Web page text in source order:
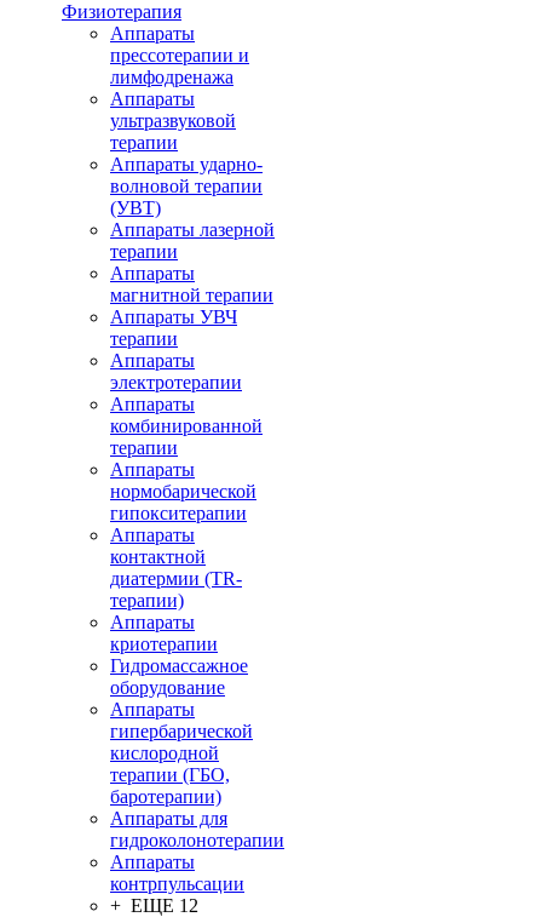
Физиотерапия
Аппараты
прессотерапии и
лимфодренажа
Аппараты
ультразвуковой
терапии
Аппараты ударно-
волновой терапии
(УВТ)
Аппараты лазерной
терапии
Аппараты
магнитной терапии
Аппараты УВЧ
терапии
Аппараты
электротерапии
Аппараты
комбинированной
терапии
Аппараты
нормобарической
гипокситерапии
Аппараты
контактной
диатермии (TR-
терапии)
Аппараты
криотерапии
Гидромассажное
оборудование
Аппараты
гипербарической
кислородной
терапии (ГБО,
баротерапии)
Аппараты для
гидроколонотерапии
Аппараты
контрпульсации
+ ЕЩЕ 12